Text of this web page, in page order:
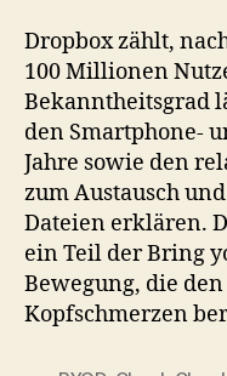
Dropbox zählt,
100 Millionen
Bekanntheitsgrad
den Smartphone-
Jahre sowie den
zum Austausch
Dateien erklären.
ein Teil der Bring
Bewegung, die
Kopfschmerzen